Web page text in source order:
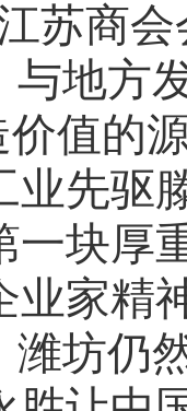
苏商
地方
价值的
业先驱
一块厚
业家精
潍坊仍